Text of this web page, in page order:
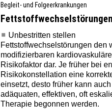
Begleit- und Folgeerkrankungen
Fettstoffwechselstörungen
Unbestritten stellen
Fettstoffwechselstörungen den
modifizierbaren
Risikofaktor dar. Je früher bei
Risikokonstellation eine
einsetzt, desto früher kann
adäquaten, effektiven, oft
Therapie begonnen werden.